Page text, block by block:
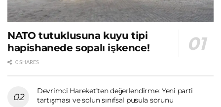
NATO tutuklusuna kuyu tipi
hapishanede sopalı işkence!
0 SHARES
Devrimci Hareket’ten değerlendirme: Yeni parti
tartışması ve solun sınıfsal pusula sorunu